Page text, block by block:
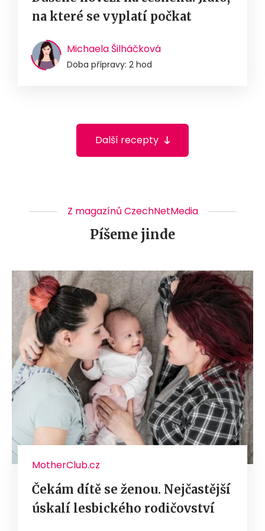
na které se vyplatí počkat
Michaela Šilháčková
Doba přípravy: 2 hod
Další recepty
Z magazínů CzechNetMedia
Píšeme jinde
MotherClub.cz
Čekám dítě se ženou. Nejčastější
úskalí lesbického rodičovství